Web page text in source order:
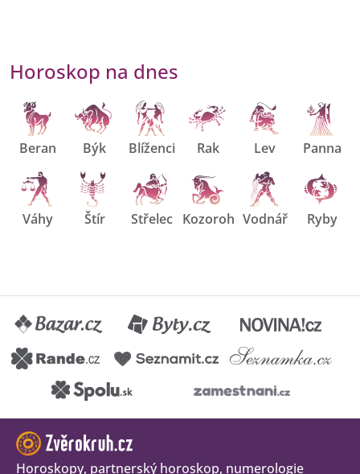
Horoskop na dnes
Beran Býk Blíženci Rak Lev Panna
Váhy Štír Střelec Kozoroh Vodnář Ryby
Horoskopy, partnerský horoskop, numerologie